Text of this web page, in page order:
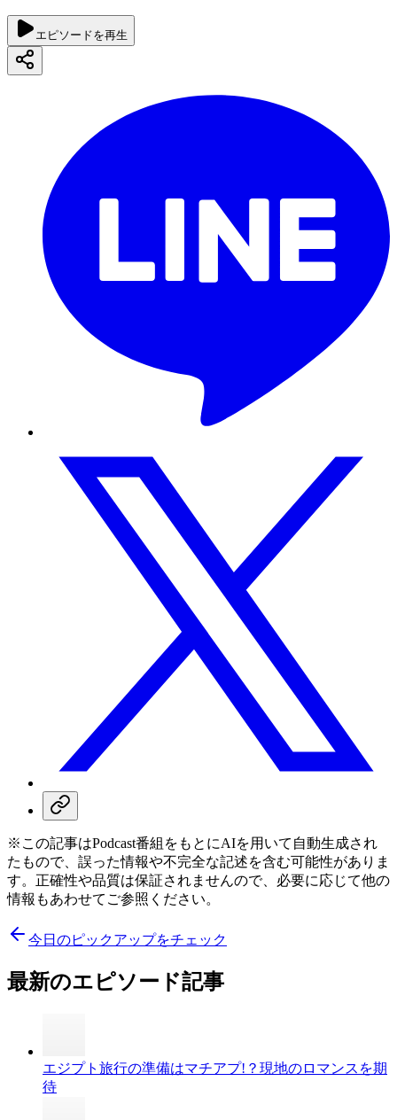
エピソードを再生
※この記事はPodcast番組をもとにAIを用いて自動生成され
たもので、誤った情報や不完全な記述を含む可能性がありま
す。正確性や品質は保証されませんので、必要に応じて他の
情報もあわせてご参照ください。
今日のピックアップをチェック
最新のエピソード記事
エジプト旅行の準備はマチアプ!？現地のロマンスを期
待